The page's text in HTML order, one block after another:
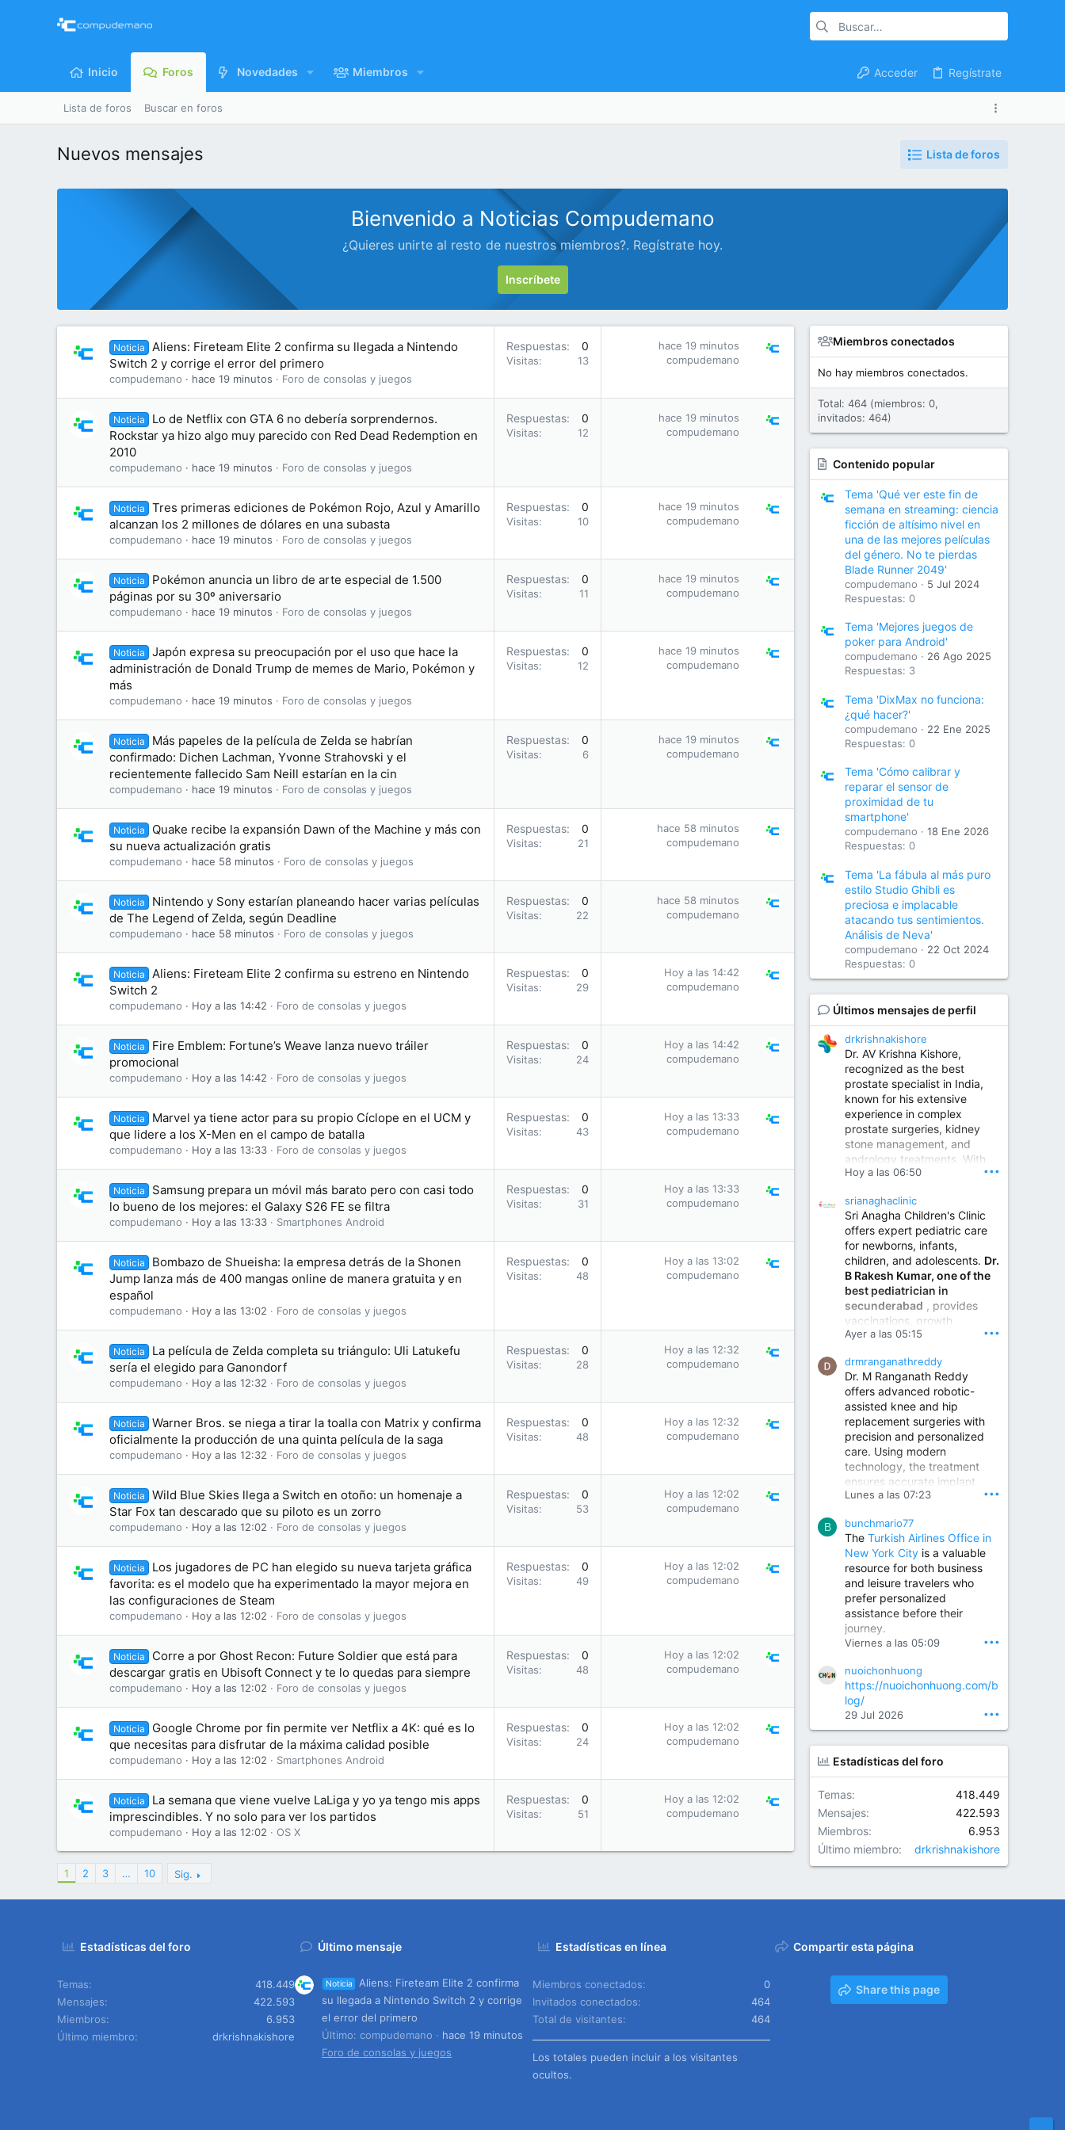
Inicio Foros Novedades Miembros Acceder Regístrate
Lista de foros Buscar en foros
Nuevos mensajes Lista de foros
Bienvenido a Noticias Compudemano
¿Quieres unirte al resto de nuestros miembros?. Regístrate hoy.
Inscríbete
Noticia
Aliens: Fireteam Elite 2 confirma su llegada a Nintendo
Switch 2 y corrige el error del primero
compudemano hace 19 minutos Foro de consolas y juegos
Respuestas 0
Visitas 13
hace 19 minutos
compudemano
Noticia
Lo de Netflix con GTA 6 no debería sorprendernos.
Rockstar ya hizo algo muy parecido con Red Dead Redemption en
2010
compudemano hace 19 minutos Foro de consolas y juegos
Respuestas 0
Visitas 12
hace 19 minutos
compudemano
Noticia
Tres primeras ediciones de Pokémon Rojo, Azul y Amarillo
alcanzan los 2 millones de dólares en una subasta
compudemano hace 19 minutos Foro de consolas y juegos
Respuestas 0
Visitas 10
hace 19 minutos
compudemano
Noticia
Pokémon anuncia un libro de arte especial de 1.500
páginas por su 30º aniversario
compudemano hace 19 minutos Foro de consolas y juegos
Respuestas 0
Visitas 11
hace 19 minutos
compudemano
Noticia
Japón expresa su preocupación por el uso que hace la
administración de Donald Trump de memes de Mario, Pokémon y
más
compudemano hace 19 minutos Foro de consolas y juegos
Respuestas 0
Visitas 12
hace 19 minutos
compudemano
Noticia
Más papeles de la película de Zelda se habrían
confirmado: Dichen Lachman, Yvonne Strahovski y el
recientemente fallecido Sam Neill estarían en la cin
compudemano hace 19 minutos Foro de consolas y juegos
Respuestas 0
Visitas 6
hace 19 minutos
compudemano
Noticia
Quake recibe la expansión Dawn of the Machine y más con
su nueva actualización gratis
compudemano hace 58 minutos Foro de consolas y juegos
Respuestas 0
Visitas 21
hace 58 minutos
compudemano
Noticia
Nintendo y Sony estarían planeando hacer varias películas
de The Legend of Zelda, según Deadline
compudemano hace 58 minutos Foro de consolas y juegos
Respuestas 0
Visitas 22
hace 58 minutos
compudemano
Noticia
Aliens: Fireteam Elite 2 confirma su estreno en Nintendo
Switch 2
compudemano Hoy a las 14:42 Foro de consolas y juegos
Respuestas 0
Visitas 29
Hoy a las 14:42
compudemano
Noticia
Fire Emblem: Fortune’s Weave lanza nuevo tráiler
promocional
compudemano Hoy a las 14:42 Foro de consolas y juegos
Respuestas 0
Visitas 24
Hoy a las 14:42
compudemano
Noticia
Marvel ya tiene actor para su propio Cíclope en el UCM y
que lidere a los X-Men en el campo de batalla
compudemano Hoy a las 13:33 Foro de consolas y juegos
Respuestas 0
Visitas 43
Hoy a las 13:33
compudemano
Noticia
Samsung prepara un móvil más barato pero con casi todo
lo bueno de los mejores: el Galaxy S26 FE se filtra
compudemano Hoy a las 13:33 Smartphones Android
Respuestas 0
Visitas 31
Hoy a las 13:33
compudemano
Noticia
Bombazo de Shueisha: la empresa detrás de la Shonen
Jump lanza más de 400 mangas online de manera gratuita y en
español
compudemano Hoy a las 13:02 Foro de consolas y juegos
Respuestas 0
Visitas 48
Hoy a las 13:02
compudemano
Noticia
La película de Zelda completa su triángulo: Uli Latukefu
sería el elegido para Ganondorf
compudemano Hoy a las 12:32 Foro de consolas y juegos
Respuestas 0
Visitas 28
Hoy a las 12:32
compudemano
Noticia
Warner Bros. se niega a tirar la toalla con Matrix y confirma
oficialmente la producción de una quinta película de la saga
compudemano Hoy a las 12:32 Foro de consolas y juegos
Respuestas 0
Visitas 48
Hoy a las 12:32
compudemano
Noticia
Wild Blue Skies llega a Switch en otoño: un homenaje a
Star Fox tan descarado que su piloto es un zorro
compudemano Hoy a las 12:02 Foro de consolas y juegos
Respuestas 0
Visitas 53
Hoy a las 12:02
compudemano
Noticia
Los jugadores de PC han elegido su nueva tarjeta gráfica
favorita: es el modelo que ha experimentado la mayor mejora en
las configuraciones de Steam
compudemano Hoy a las 12:02 Foro de consolas y juegos
Respuestas 0
Visitas 49
Hoy a las 12:02
compudemano
Noticia
Corre a por Ghost Recon: Future Soldier que está para
descargar gratis en Ubisoft Connect y te lo quedas para siempre
compudemano Hoy a las 12:02 Foro de consolas y juegos
Respuestas 0
Visitas 48
Hoy a las 12:02
compudemano
Noticia
Google Chrome por fin permite ver Netflix a 4K: qué es lo
que necesitas para disfrutar de la máxima calidad posible
compudemano Hoy a las 12:02 Smartphones Android
Respuestas 0
Visitas 24
Hoy a las 12:02
compudemano
Noticia
La semana que viene vuelve LaLiga y yo ya tengo mis apps
imprescindibles. Y no solo para ver los partidos
compudemano Hoy a las 12:02 OS X
Respuestas 0
Visitas 51
Hoy a las 12:02
compudemano
1 2 3 … 10 Sig.
Miembros conectados
No hay miembros conectados.
Total: 464 (miembros: 0,
invitados: 464)
Contenido popular
Tema 'Qué ver este fin de
semana en streaming: ciencia
ficción de altísimo nivel en
una de las mejores películas
del género. No te pierdas
Blade Runner 2049'
compudemano
5 Jul 2024
Respuestas: 0
Tema 'Mejores juegos de
poker para Android'
compudemano
26 Ago 2025
Respuestas: 3
Tema 'DixMax no funciona:
¿qué hacer?'
compudemano
22 Ene 2025
Respuestas: 0
Tema 'Cómo calibrar y
reparar el sensor de
proximidad de tu
smartphone'
compudemano
18 Ene 2026
Respuestas: 0
Tema 'La fábula al más puro
estilo Studio Ghibli es
preciosa e implacable
atacando tus sentimientos.
Análisis de Neva'
compudemano
22 Oct 2024
Respuestas: 0
Últimos mensajes de perfil
drkrishnakishore
Dr. AV Krishna Kishore,
recognized as the best
prostate specialist in India,
known for his extensive
experience in complex
prostate surgeries, kidney
stone management, and
andrology treatments. With
years of surgical practice and
invasive and robotic
techniques.
Best Urologist in Vijayawada | Urology Specialist in Vijayawada
Dr. A. V. Krishna Kishore,
the Best Urologist...
www.drkrishnakishore.com
Hoy a las 06:50 •••
srianaghaclinic
Sri Anagha Children's Clinic
offers expert pediatric care
for newborns, infants,
children, and adolescents. Dr.
B Rakesh Kumar, one of the
best pediatrician in
secunderabad , provides
vaccinations, growth
monitoring, newborn care,
illnesses, nutrition guidance,
and preventive healthcare in
a child-friendly environment.
Children Hospital in Secunderabad | Best Pediatrician in Hyderabad | Neonatologist in Medchal
Our pediatrician and
Neonatologist team at...
www.srianaghaclinic.com
Ayer a las 05:15 •••
drmranganathreddy
Dr. M Ranganath Reddy
offers advanced robotic-
assisted knee and hip
replacement surgeries with
precision and personalized
care. Using modern
technology, the treatment
ensures accurate implant
placement, reduced pain,
improved joint function,
helping patients return to an
active and comfortable
lifestyle.
Orthopedic Surgeon in Kondapur | Best Orthopedic Doctor in Kondapur | Dr. M. Ranganath Reddy
Consult Dr. M. Ranganath
Reddy, the best...
www.drranganathreddy.co
m
Lunes a las 07:23 •••
B bunchmario77
The Turkish Airlines Office in
New York City is a valuable
resource for both business
and leisure travelers who
prefer personalized
assistance before their
journey.
Viernes a las 05:09 •••
nuoichonhuong
https://nuoichonhuong.com/b
log/
29 Jul 2026 •••
Estadísticas del foro
Temas
418.449
Mensajes
422.593
Miembros
6.953
Último miembro
drkrishnakishore
Estadísticas del foro
Temas
418.449
Mensajes
422.593
Miembros
6.953
Último miembro
drkrishnakishore
Último mensaje
Noticia
Aliens: Fireteam Elite 2 confirma
su llegada a Nintendo Switch 2 y corrige
el error del primero
Último: compudemano
hace 19 minutos
Foro de consolas y juegos
Estadísticas en línea
Miembros conectados
0
Invitados conectados
464
Total de visitantes
464
Los totales pueden incluir a los visitantes
ocultos.
Compartir esta página
Share this page